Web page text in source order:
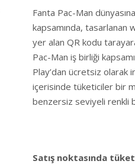
Fanta Pac-Man
kapsamında, tasarlanan
yer alan QR kodu
Pac-Man iş birliği
Play’dan ücretsiz olarak
içerisinde tüketiciler bir
benzersiz seviyeli renkli
Satış noktasında